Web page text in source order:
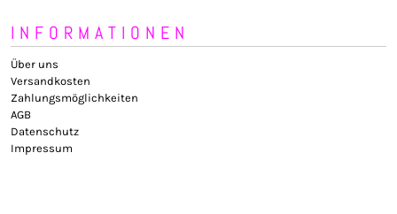
INFORMATIONEN
Über uns
Versandkosten
Zahlungsmöglichkeiten
AGB
Datenschutz
Impressum